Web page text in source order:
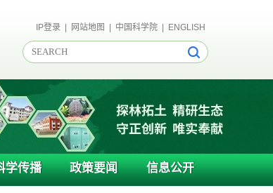
IP登录| 网站地图 中国科学院| ENGLISH
学传播 政策要闻 信息公开